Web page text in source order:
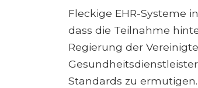
Fleckige EHR-Systeme
dass die Teilnahme
Regierung der
Standards zu